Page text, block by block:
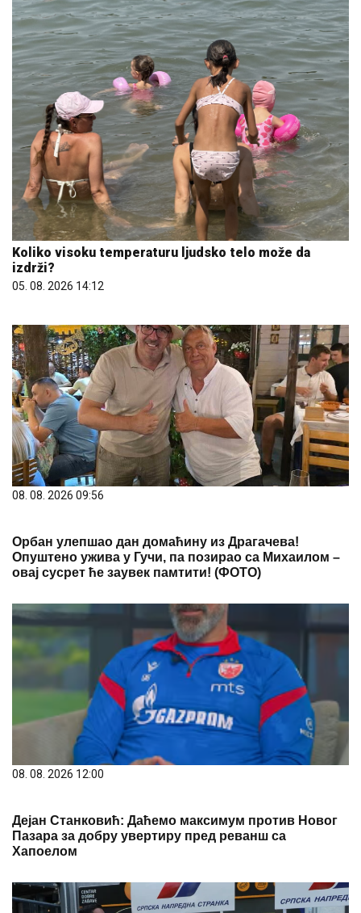
Koliko visoku temperaturu ljudsko telo može da
izdrži?
05. 08. 2026 14:12
08. 08. 2026 09:56
Oрбан улепшао дан домаћину из Драгачева!
Опуштено ужива у Гучи, па позирао са Михаилом –
овај сусрет ће заувек памтити! (ФОТО)
08. 08. 2026 12:00
Дејан Станковић: Даћемо максимум против Новог
Пазара за добру увертиру пред реванш са
Хапоелом